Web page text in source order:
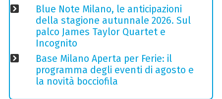
Blue Note Milano, le anticipazioni
della stagione autunnale 2026. Sul
palco James Taylor Quartet e
Incognito
Base Milano Aperta per Ferie: il
programma degli eventi di agosto e
la novità bocciofila